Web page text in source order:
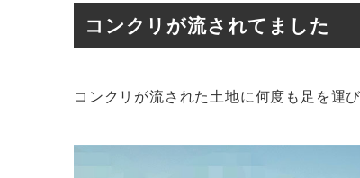
コンクリが流されてました
コンクリが流された土地に何度も足を運